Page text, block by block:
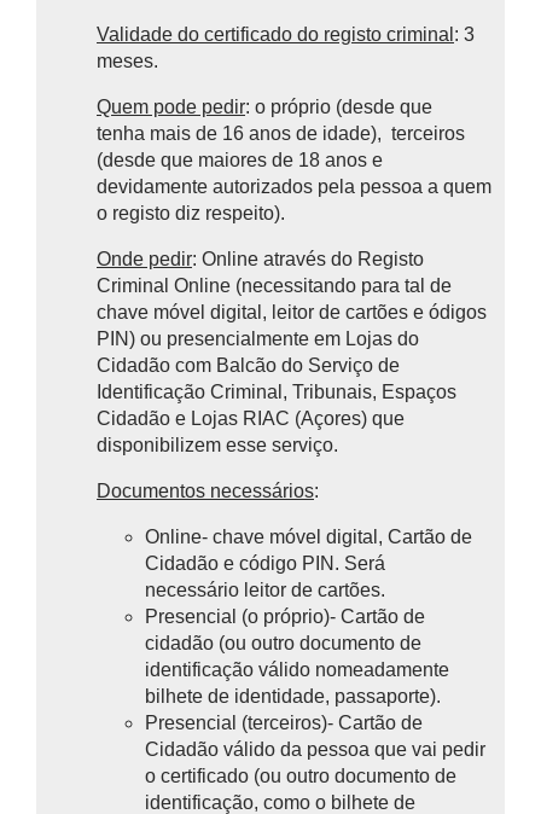
Validade do certificado do registo criminal : 3
meses.
Quem pode pedir: o próprio (desde que
tenha mais de 16 anos de idade), terceiros
(desde que maiores de 18 anos e
devidamente autorizados pela pessoa a quem
o registo diz respeito).
Onde pedir: Online através do Registo
Criminal Online (necessitando para tal de
chave móvel digital, leitor de cartões e ódigos
PIN) ou presencialmente em Lojas do
Cidadão com Balcão do Serviço de
Identificação Criminal , Tribunais, Espaços
Cidadão e Lojas RIAC (Açores) que
disponibilizem esse serviço.
Documentos necessários:
Online- chave móvel digital, Cartão de
Cidadão e código PIN. Será
necessário leitor de cartões.
Presencial (o próprio)- Cartão de
cidadão (ou outro documento de
identificação válido nomeadamente
bilhete de identidade, passaporte).
Presencial (terceiros)- Cartão de
Cidadão válido da pessoa que vai pedir
o certificado (ou outro documento de
identificação, como o bilhete de